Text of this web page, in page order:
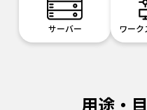
サーバー ワーク
用途・